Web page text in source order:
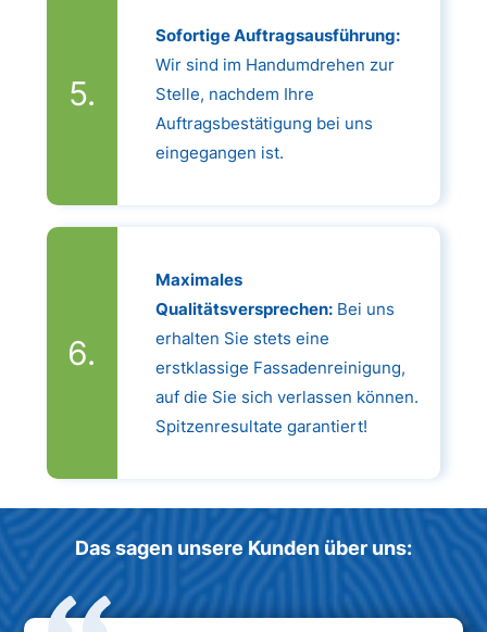
Sofortige Auftragsausführung:
Wir sind im Handumdrehen zur
Stelle, nachdem Ihre
Auftragsbestätigung bei uns
eingegangen ist.
Maximales
Qualitätsversprechen:Bei uns
erhalten Sie stets eine
erstklassige Fassadenreinigung,
auf die Sie sich verlassen können.
Spitzenresultate garantiert!
Das sagen unsere Kunden über uns: